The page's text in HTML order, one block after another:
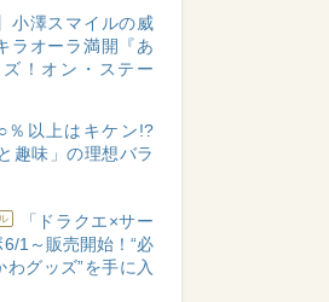
小澤スマイルの威
ラオーラ満開『あ
！オン・ステー
％以上はキケン!?
趣味」の理想バラ
「ドラクエ×サー
1～販売開始！“必
グッズ”を手に入